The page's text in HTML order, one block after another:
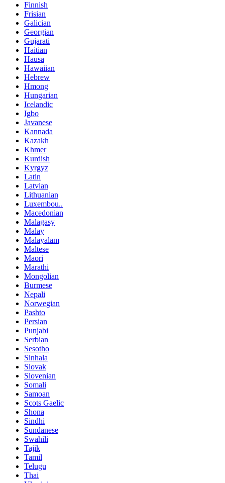
Finnish
Frisian
Galician
Georgian
Gujarati
Haitian
Hausa
Hawaiian
Hebrew
Hmong
Hungarian
Icelandic
Igbo
Javanese
Kannada
Kazakh
Khmer
Kurdish
Kyrgyz
Latin
Latvian
Lithuanian
Luxembou..
Macedonian
Malagasy
Malay
Malayalam
Maltese
Maori
Marathi
Mongolian
Burmese
Nepali
Norwegian
Pashto
Persian
Punjabi
Serbian
Sesotho
Sinhala
Slovak
Slovenian
Somali
Samoan
Scots Gaelic
Shona
Sindhi
Sundanese
Swahili
Tajik
Tamil
Telugu
Thai